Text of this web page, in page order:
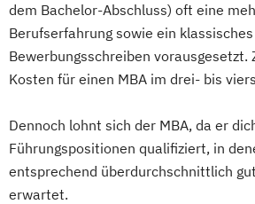
dem Bachelor-Abschluss) oft eine
Berufserfahrung sowie ein klassisches
Bewerbungsschreiben vorausgesetzt.
Kosten für einen MBA im drei- bis
Dennoch lohnt sich der MBA, da er
Führungspositionen qualifiziert, in
entsprechend überdurchschnittlich
erwartet.